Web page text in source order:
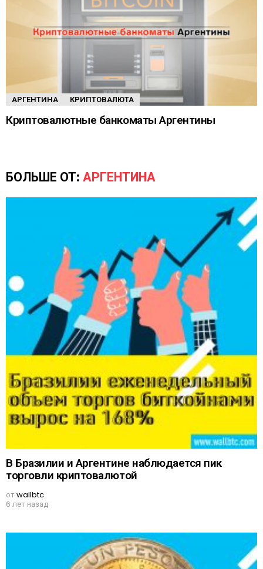
АРГЕНТИНА КРИПТОВАЛЮТА
Криптовалютные банкоматы Аргентины
БОЛЬШЕ ОТ: АРГЕНТИНА
В Бразилии и Аргентине наблюдается пик
торговли криптовалютой
отwallbtc
6 лет назад